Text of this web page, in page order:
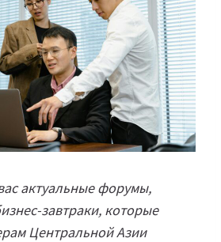
актуальные форумы,
завтраки, которые
Центральной Азии